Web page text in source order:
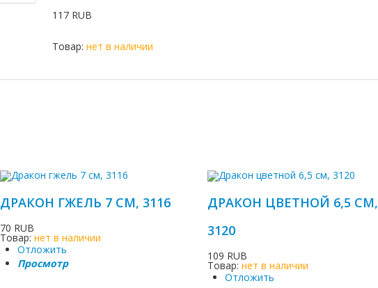
117 RUB
Товар: нет в наличии
ДРАКОН ГЖЕЛЬ 7 СМ, 3116
70 RUB
Товар:нет в наличии
Отложить
Просмотр
ДРАКОН ЦВЕТНОЙ 6,5 СМ,
3120
109 RUB
Товар: нет в наличии
Отложить